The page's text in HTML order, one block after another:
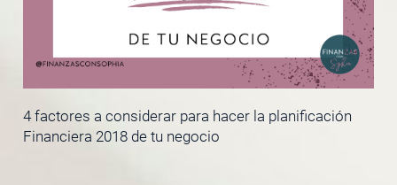
4 factores a considerar para hacer la planificación
Financiera 2018 de tu negocio